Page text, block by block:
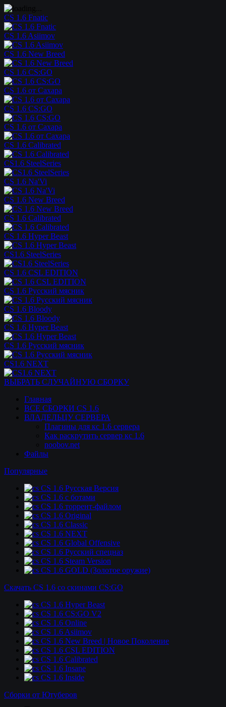
CS 1.6 Fnatic
CS 1.6 Asiimov
CS 1.6 New Breed
CS 1.6 CS:GO
CS 1.6 от Сахара
CS 1.6 CS:GO
CS 1.6 от Сахара
CS 1.6 Calibrated
CS1.6 SteelSeries
CS 1.6 Na'Vi
CS 1.6 New Breed
CS 1.6 Calibrated
CS 1.6 Hyper Beast
CS1.6 SteelSeries
CS 1.6 CSL EDITION
CS 1.6 Русский мясник
CS 1.6 Bloody
CS 1.6 Hyper Beast
CS 1.6 Русский мясник
CS1.6 NEXT
ВЫБРАТЬ СЛУЧАЙНУЮ СБОРКУ
Главная
ВСЕ СБОРКИ CS 1.6
ВЛАДЕЛЬЦУ СЕРВЕРА
Плагины для кс 1.6 сервера
Как раскрутить сервер кс 1.6
noobov.net
Файлы
Популярные
CS 1.6 Русская Версия
CS 1.6 c ботами
CS 1.6 торрент-файлом
CS 1.6 Original
CS 1.6 Classic
CS 1.6 NEXT
CS 1.6 Global Offensive
CS 1.6 Русский спецназ
CS 1.6 Steam Version
CS 1.6 GOLD (Золотое оружие)
Скачать CS 1.6 со скинами CS:GO
CS 1.6 Hyper Beast
CS 1.6 CS:GO V2
CS 1.6 Online
CS 1.6 Asiimov
CS 1.6 New Breed | Новое Поколение
CS 1.6 CSL EDITION
CS 1.6 Calibrated
CS 1.6 Insane
CS 1.6 Inside
Сборки от Ютуберов